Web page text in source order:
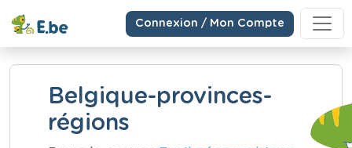
Connexion / Mon Compte
Belgique-provinces-
régions